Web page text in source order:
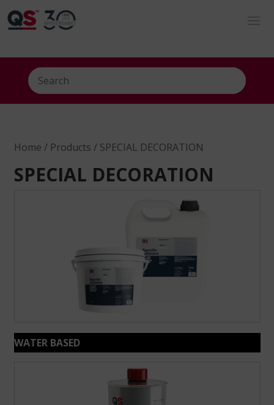
Home / Products / SPECIAL DECORATION
SPECIAL DECORATION
WATER BASED